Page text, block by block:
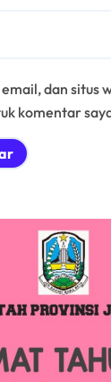
dan situs
komentar